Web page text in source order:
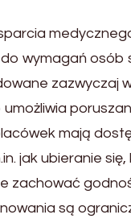
wymagań osób
zazwyczaj
mają
jak ubieranie
zachować
są